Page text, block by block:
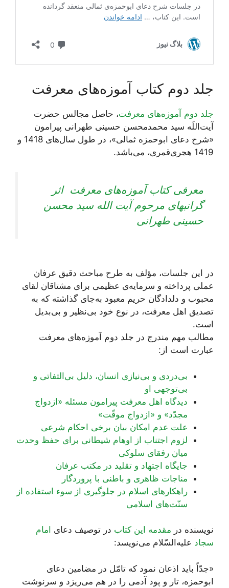
جلد دوم کتاب آموزه‌های معرفت
جلد دوم آموزه‌های معرفت ، حاصل مجالس حضرت
آیت‌اللَه سید محمدمحسن حسینی طهرانی پیرامون
«شرح دعای ابوحمزه ثمالی»، در طول سال‌های 1418 و
1419 هجری‌قمری، می‌باشد.
معرفی کتاب آموزه‌های معرفت اثر
گرانبهای مرحوم آیت الله سید محسن
حسینی طهرانی
در این جلسات، مؤلف به طرح مباحث دقیق عرفان
عملی پرداخته و سرمایه‌ی عظیمی برای مشتاقان لقای
محبوب و دلدادگان حریم معبود به‌جای گذاشته که به
تصدیق اهل معرفت، در نوع خود بی‌نظیر و بی‌بدیل
است.
مطالب مهم مندرج در جلد دوم آموزه‌های معرفت
عبارت است از:
بی‌دردی و بی‌‌نیازی انسان، دلیل بی‌التفاتی و
بی‌توجهی او
دیدگاه اهل معرفت پیرامون مسئله «ازدواج
مجدّد» و «ازدواج موقّت»
علت عدم امکان بیان برخی احکام شرعی
لزوم اجتناب از اوهام شیطانی برای حفظ وحدت
میان رفقای سلوکی
جایگاه اجتهاد و تقلید در مکتب عرفان
مناجات ظاهری و باطنی با پروردگار
راهکارهای اسلام در جلوگیری از سوء استفاده از
سنّت‌های اسلامی
نویسنده درمقدمه این کتابدر توصیف دعایامام
سجادعلیه‌السّلام می‌نویسد:
«جدّاً باید اذعان نمود که تامّل در مضامین دعای
ابوحمزه، تار و پود آدمی را در هم می‌ریزد و سرنوشت